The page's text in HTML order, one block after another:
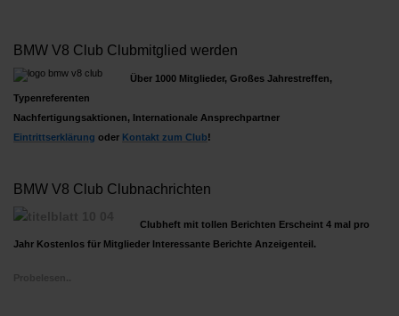
BMW V8 Club Clubmitglied werden
Über 1000 Mitglieder, Großes Jahrestreffen,
Typenreferenten
Nachfertigungsaktionen, Internationale Ansprechpartner
Eintrittserklärung oder Kontakt zum Club!
BMW V8 Club Clubnachrichten
Clubheft mit tollen Berichten Erscheint 4 mal pro
Jahr Kostenlos für Mitglieder Interessante Berichte Anzeigenteil.